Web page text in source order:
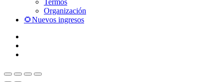
Termos
Organización
🌻Nuevos ingresos